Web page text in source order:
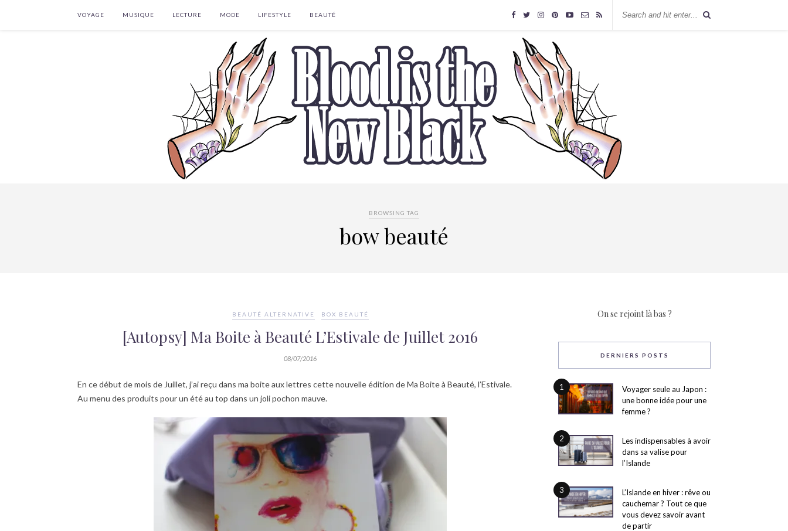
VOYAGE MUSIQUE LECTURE MODE LIFESTYLE BEAUTÉ
BROWSING TAG
bow beauté
BEAUTÉ ALTERNATIVE BOX BEAUTÉ
[Autopsy] Ma Boite à Beauté L’Estivale de Juillet 2016
08/07/2016
En ce début de mois de Juillet, j’ai reçu dans ma boite aux lettres cette nouvelle édition de Ma Boite à Beauté, l’Estivale.
Au menu des produits pour un été au top dans un joli pochon mauve.
On se rejoint là bas ?
DERNIERS POSTS
1
Voyager seule au Japon :
une bonne idée pour une
femme ?
2
Les indispensables à avoir
dans sa valise pour
l’Islande
3
L’Islande en hiver : rêve ou
cauchemar ? Tout ce que
vous devez savoir avant
de partir